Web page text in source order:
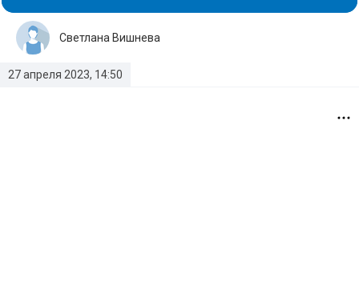
27 апреля 2023, 14:50
Светлана Вишнева